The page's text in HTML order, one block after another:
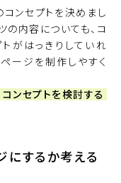
ンセプトを決めまし
の内容についても、コ
がはっきりしていれ
ージを制作しやすく
ンセプトを検討する
にするか考える